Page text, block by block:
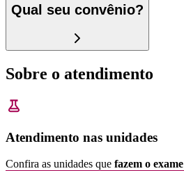
Qual seu convênio?
Sobre o atendimento
Atendimento nas unidades
Confira as unidades que fazem o exame